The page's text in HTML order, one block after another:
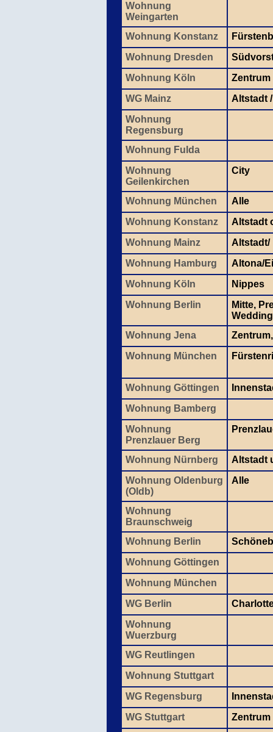
Wohnung
Weingarten
Wohnung Konstanz
Wohnung Dresden
Wohnung Köln
Zentrum
WG Mainz
Altstadt
Wohnung
Regensburg
Wohnung Fulda
Wohnung
Geilenkirchen
City
Wohnung München
Alle
Wohnung Konstanz
Altstadt
Wohnung Mainz
Altstadt/
Wohnung Hamburg
Altona/
Wohnung Köln
Nippes
Wohnung Berlin
Mitte,
Wedding
Wohnung Jena
Wohnung München
Wohnung Göttingen
Wohnung Bamberg
Wohnung
Prenzlauer Berg
Wohnung Nürnberg
Altstadt
Wohnung Oldenburg
(Oldb)
Alle
Wohnung
Braunschweig
Wohnung Berlin
Wohnung Göttingen
Wohnung München
WG Berlin
Wohnung
Wuerzburg
WG Reutlingen
Wohnung Stuttgart
WG Regensburg
WG Stuttgart
Zentrum